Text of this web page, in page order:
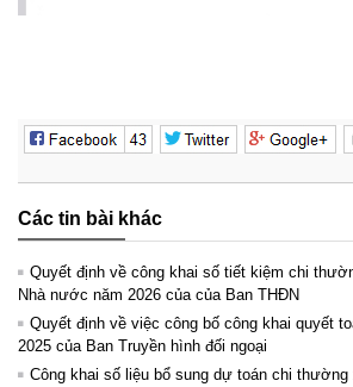
Các tin bài khác
Quyết định về công khai số tiết kiệm chi
Nhà nước năm 2026 của của Ban THĐN
Quyết định về việc công bố công khai quyết
2025 của Ban Truyền hình đối ngoại
Công khai số liệu bổ sung dự toán chi thường